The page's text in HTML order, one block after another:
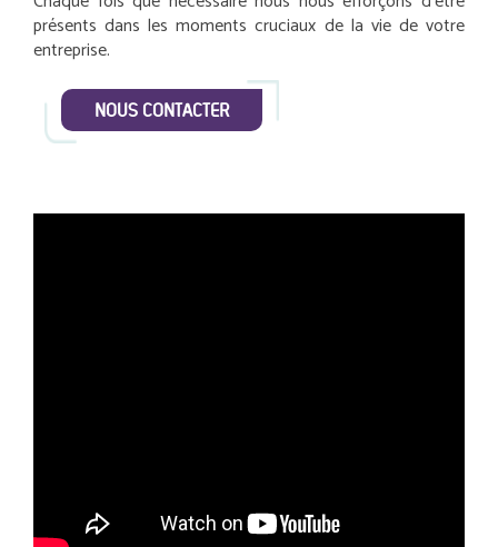
présents dans les moments cruciaux de la vie de votre
entreprise.
NOUS CONTACTER